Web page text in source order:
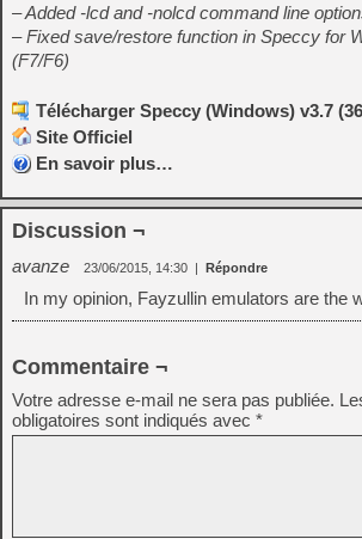
– Added -lcd and -nolcd command line
– Fixed save/restore function in Speccy for
(F7/F6)
Télécharger Speccy (Windows) v3.7
Site Officiel
En savoir plus…
Discussion ¬
avanze 23/06/2015, 14:30 | Répondre
In my opinion, Fayzullin emulators are the
Commentaire ¬
Votre adresse e-mail ne sera pas publiée.
obligatoires sont indiqués avec *